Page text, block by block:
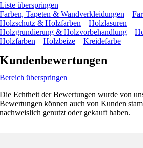
Liste überspringen
Farben, Tapeten & Wandverkleidungen
Holzschutz & Holzfarben
Holzlasuren
Holzgrundierung & Holzvorbehandlung
Holzfarben
Holzbeize Kreidefarbe
Kundenbewertungen
Bereich überspringen
Die Echtheit der Bewertungen wurde von
Bewertungen können auch von Kunden
nachweislich genutzt oder gekauft haben.